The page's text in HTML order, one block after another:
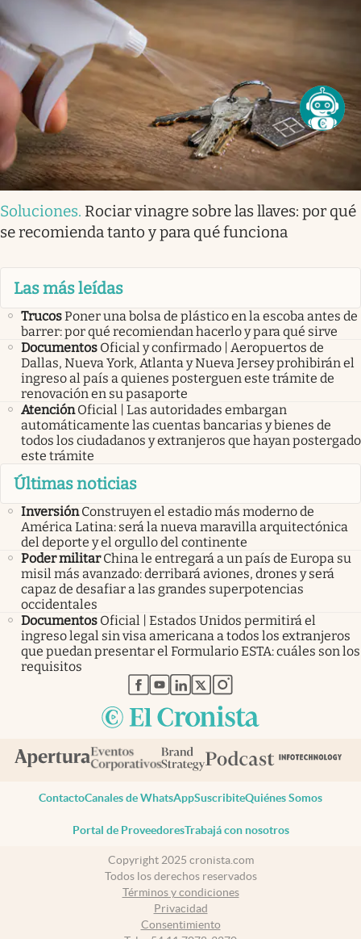
Soluciones. Rociar vinagre sobre las llaves: por qué
se recomienda tanto y para qué funciona
Las más leídas
TrucosPoner una bolsa de plástico en la escoba antes de
barrer: por qué recomiendan hacerlo y para qué sirve
Documentos Oficial y confirmado | Aeropuertos de
Dallas, Nueva York, Atlanta y Nueva Jersey prohibirán el
ingreso al país a quienes posterguen este trámite de
renovación en su pasaporte
Atención Oficial | Las autoridades embargan
automáticamente las cuentas bancarias y bienes de
todos los ciudadanos y extranjeros que hayan postergado
este trámite
Últimas noticias
Inversión Construyen el estadio más moderno de
América Latina: será la nueva maravilla arquitectónica
del deporte y el orgullo del continente
Poder militar China le entregará a un país de Europa su
misil más avanzado: derribará aviones, drones y será
capaz de desafiar a las grandes superpotencias
occidentales
Documentos Oficial | Estados Unidos permitirá el
ingreso legal sin visa americana a todos los extranjeros
que puedan presentar el Formulario ESTA: cuáles son los
requisitos
abre en nueva pestaña
abre en nueva pestaña
abre en nueva pestaña
abre en nueva pestaña
abre en nueva pestaña
ContactoCanales de WhatsAppSuscribiteQuiénes Somos
Portal de ProveedoresTrabajá con nosotros
Copyright 2025 cronista.com
Todos los derechos reservados
Términos y condiciones
Privacidad
Consentimiento